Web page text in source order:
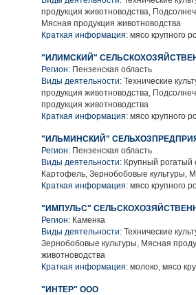
продукция животноводства,
Мясная продукция животноводства
Краткая информация: мясо крупного
"ИЛИМСКИЙ"
Регион: Пензенская область
Виды деятельности: Технические
продукция животноводства,
продукция животноводства
Краткая информация: мясо крупного
"ИЛЬМИНСКИЙ"
Регион: Пензенская область
Виды деятельности: Крупный рогатый
Картофель, Зернобобовые культуры,
Краткая информация: мясо крупного
"ИМПУЛЬС"
Регион: Каменка
Виды деятельности: Технические
Зернобобовые культуры, Мясная
животноводства
Краткая информация: молоко, мясо
"ИНТЕР" ООО